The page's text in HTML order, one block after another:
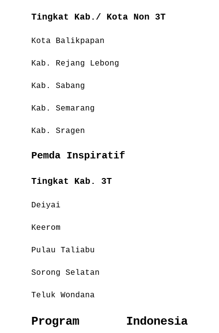
Tingkat Kab./ Kota Non 3T
Kota Balikpapan
Kab. Rejang Lebong
Kab. Sabang
Kab. Semarang
Kab. Sragen
Pemda Inspiratif
Tingkat Kab. 3T
Deiyai
Keerom
Pulau Taliabu
Sorong Selatan
Teluk Wondana
Program Indonesia